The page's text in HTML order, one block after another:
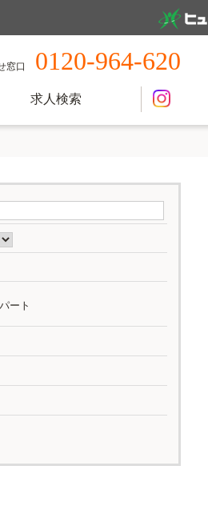
窓口 0120-964-620
求人検索
ート